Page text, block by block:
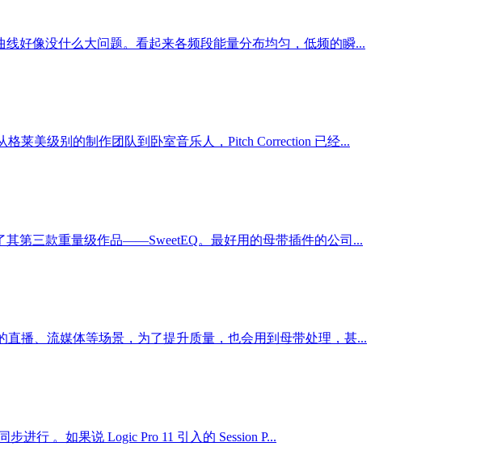
好像没什么大问题。看起来各频段能量分布均匀，低频的瞬...
莱美级别的制作团队到卧室音乐人，Pitch Correction 已经...
其第三款重量级作品——SweetEQ。最好用的母带插件的公司...
播、流媒体等场景，为了提升质量，也会用到母带处理，甚...
进行 。如果说 Logic Pro 11 引入的 Session P...